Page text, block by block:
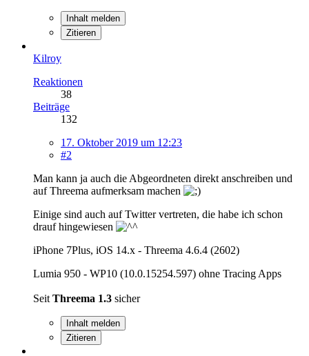
Inhalt melden
Zitieren
Kilroy
Reaktionen
38
Beiträge
132
17. Oktober 2019 um 12:23
#2
Man kann ja auch die Abgeordneten direkt anschreiben und
auf Threema aufmerksam machen
Einige sind auch auf Twitter vertreten, die habe ich schon
drauf hingewiesen
iPhone 7Plus, iOS 14.x - Threema 4.6.4 (2602)
Lumia 950 - WP10 (10.0.15254.597) ohne Tracing Apps
Seit Threema 1.3 sicher
Inhalt melden
Zitieren